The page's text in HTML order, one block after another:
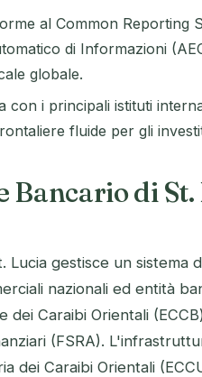
al Common Reporting
di Informazioni
globale.
con i principali istituti
fluide per gli
di
Lucia gestisce un sistema
nazionali ed entità
Caraibi Orientali
(FSRA).
dei Caraibi Orientali